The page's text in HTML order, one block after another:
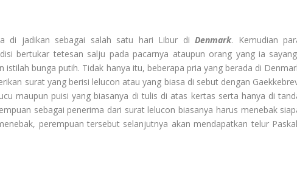
di jadikan sebagai salah satu hari Libur diDenmark. Kemudian
bertukar tetesan salju pada pacarnya ataupun orang yang ia
istilah bunga putih. Tidak hanya itu, beberapa pria yang berada di
surat yang berisi lelucon atau yang biasa di sebut dengan
maupun puisi yang biasanya di tulis di atas kertas serta hanya di
sebagai penerima dari surat lelucon biasanya harus menebak
perempuan tersebut selanjutnya akan mendapatkan telur